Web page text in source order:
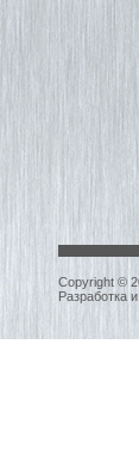
Copyright ©
Разработка